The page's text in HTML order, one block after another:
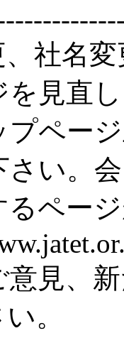
社名変
を見直し
プペー
さい。会
るペー
見、
。